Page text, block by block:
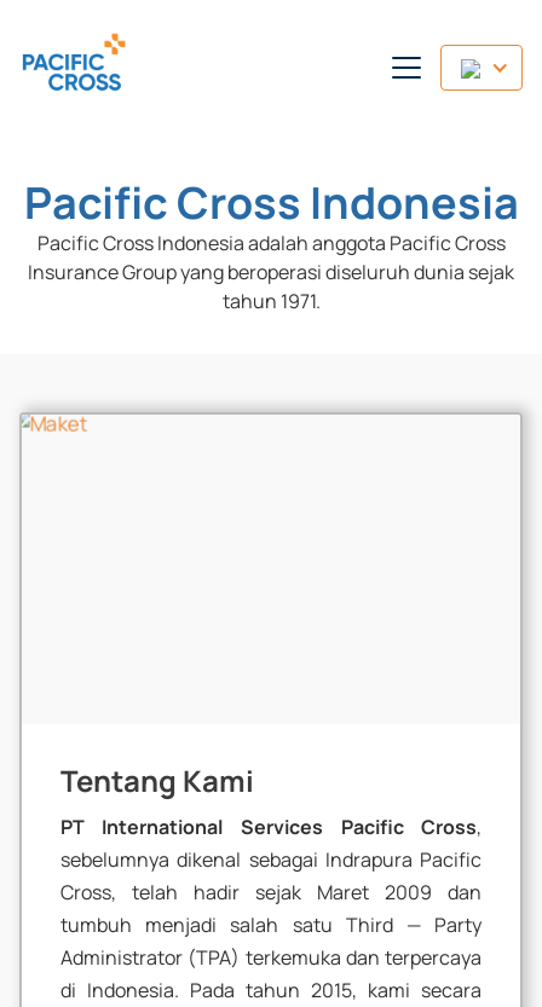
Pacific Cross Indonesia
Pacific Cross Indonesia adalah anggota Pacific Cross
Insurance Group yang beroperasi diseluruh dunia sejak
tahun 1971.
Tentang Kami
PT International Services Pacific Cross,
sebelumnya dikenal sebagai Indrapura Pacific
Cross, telah hadir sejak Maret 2009 dan
tumbuh menjadi salah satu Third — Party
Administrator(TPA) terkemuka dan terpercaya
di Indonesia. Pada tahun 2015, kami secara